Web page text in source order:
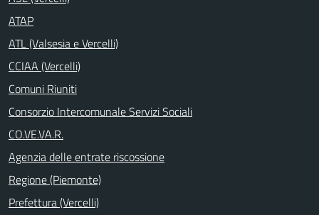
ATAP
ATL (Valsesia e Vercelli)
CCIAA (Vercelli)
Comuni Riuniti
Consorzio Intercomunale Servizi Sociali
CO.VE.VA.R.
Agenzia delle entrate riscossione
Regione (Piemonte)
Prefettura (Vercelli)